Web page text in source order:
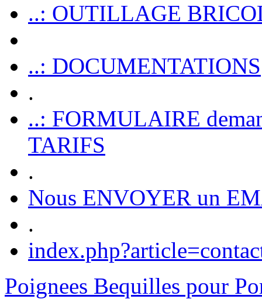
..: OUTILLAGE
..: DOCUMENTATIONS
.
..: FORMULAIRE
TARIFS
.
Nous ENVOYER un
.
Poignees Bequilles pour